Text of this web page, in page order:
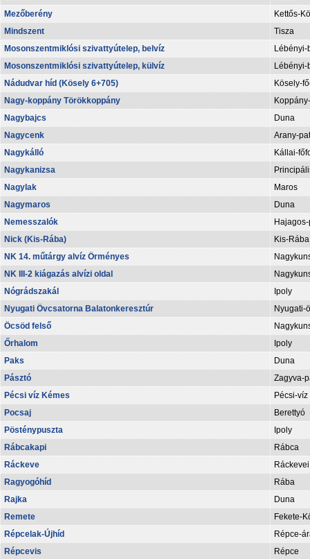
Mezőberény
Kettős-
Mindszent
Tisza
Mosonszentmiklósi szivattyútelep, belvíz
Lébényi-
Mosonszentmiklósi szivattyútelep, külvíz
Lébényi-
Nádudvar híd (Kösely 6+705)
Kösely-
Nagy-koppány Törökkoppány
Nagybajcs
Duna
Nagycenk
Arany-
Nagykálló
Kállai-
Nagykanizsa
Nagylak
Maros
Nagymaros
Duna
Nemesszalók
Nick (Kis-Rába)
Kis-Rába
NK 14. műtárgy alvíz Örményes
NK III-2 kiágazás alvízi oldal
Nógrádszakál
Ipoly
Nyugati Övcsatorna Balatonkeresztúr
Nyugati-
Öcsöd felső
Őrhalom
Ipoly
Paks
Duna
Pásztó
Zagyva-
Pécsi víz Kémes
Pécsi-víz
Pocsaj
Berettyó
Pösténypuszta
Ipoly
Rábcakapi
Rábca
Ráckeve
Ragyogóhíd
Rába
Rajka
Duna
Remete
Fekete-
Répcelak-Újhíd
Répce-
Répcevis
Répce